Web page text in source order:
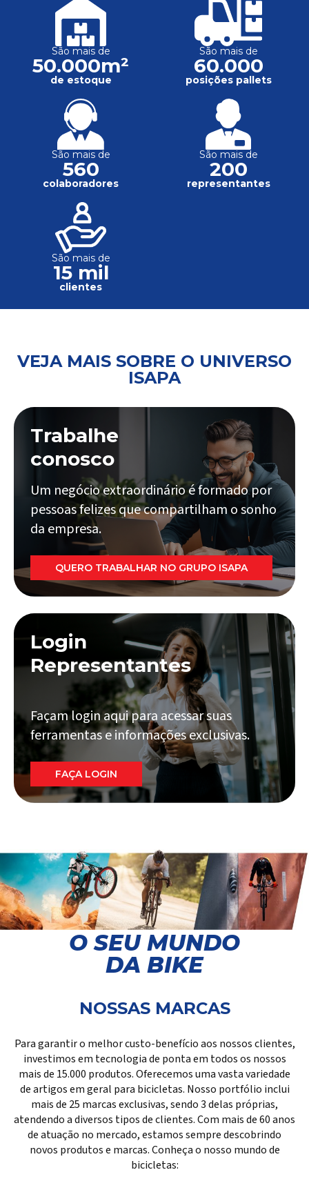
São mais de
50.000m²
de estoque
São mais de
60.000
posições pallets
São mais de
560
colaboradores
São mais de
200
representantes
São mais de
15 mil
clientes
VEJA MAIS SOBRE O UNIVERSO
ISAPA
Trabalhe
conosco
Um negócio extraordinário é formado por
pessoas felizes que compartilham o sonho
da empresa.
QUERO TRABALHAR NO GRUPO ISAPA
Login
Representantes
Façam login aqui para acessar suas
ferramentas e informações exclusivas.
FAÇA LOGIN
O SEU MUNDO
DA BIKE
NOSSAS MARCAS
Para garantir o melhor custo-benefício aos nossos clientes,
investimos em tecnologia de ponta em todos os nossos
mais de 15.000 produtos. Oferecemos uma vasta variedade
de artigos em geral para bicicletas. Nosso portfólio inclui
mais de 25 marcas exclusivas, sendo 3 delas próprias,
atendendo a diversos tipos de clientes. Com mais de 60 anos
de atuação no mercado, estamos sempre descobrindo
novos produtos e marcas. Conheça o nosso mundo de
bicicletas: